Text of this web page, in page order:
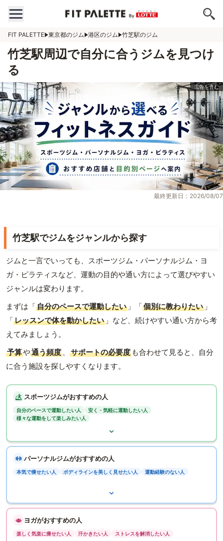
FIT PALETTE 東京都のジム 港区のジム 竹芝駅のジム
竹芝駅周辺で自分に合うジムを見つけ
る
最終更新日：2026/08/07
竹芝駅でジムをジャンルから探す
ジムと一言でいっても、スポーツジム・パーソナルジム・ヨ
ガ・ピラティスなど、運動の目的や通い方によって選びやすい
ジャンルは変わります。
まずは「自分のペースで運動したい 」「個別に教わりたい 」
「レッスンで体を動かしたい 」など、続けやすい通い方から考
えてみましょう。
予算や通う頻度 、 サポートの必要度 も合わせて見ると、自分
に合う施設を探しやすくなります。
スポーツジムがおすすめの人
自分のペースで運動したい人
安く・気軽に運動したい人
様々な運動をして楽しみたい人
パーソナルジムがおすすめの人
本気で痩せたい人 ボディラインを美しく見せたい人 運動経験のない人
ヨガがおすすめの人
楽しく気楽に痩せたい人 汗かきたい人 ストレスを解消したい人